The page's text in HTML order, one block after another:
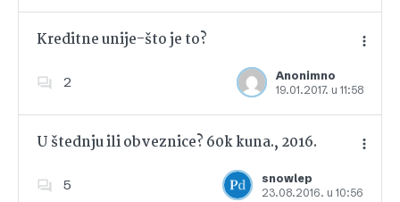
Kreditne unije-što je to?
2
Anonimno
19.01.2017. u 11:58
Dodajte u favorite
U štednju ili obveznice? 60k kuna., 2016.
5
snowlep
23.08.2016. u 10:56
Dodajte u favorite